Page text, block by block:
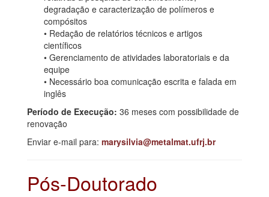
degradação e caracterização de polímeros e
compósitos
• Redação de relatórios técnicos e artigos
científicos
• Gerenciamento de atividades laboratoriais e da
equipe
• Necessário boa comunicação escrita e falada em
inglês
Período de Execução: 36 meses com possibilidade de
renovação
Enviar e-mail para: marysilvia@metalmat.ufrj.br
Pós-Doutorado